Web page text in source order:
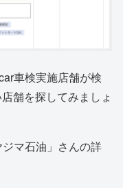
車検実施店舗が検
舗を探してみましょ
マ石油」さんの詳